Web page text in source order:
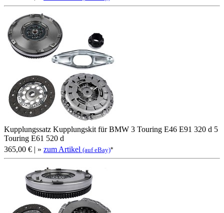
Kupplungssatz Kupplungskit für BMW 3 Touring E46 E91 320 d 5
Touring E61 520 d
365,00 € | » zum Artikel (auf eBay)*